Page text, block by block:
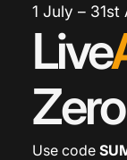
1 July – 31st
Live
Use code